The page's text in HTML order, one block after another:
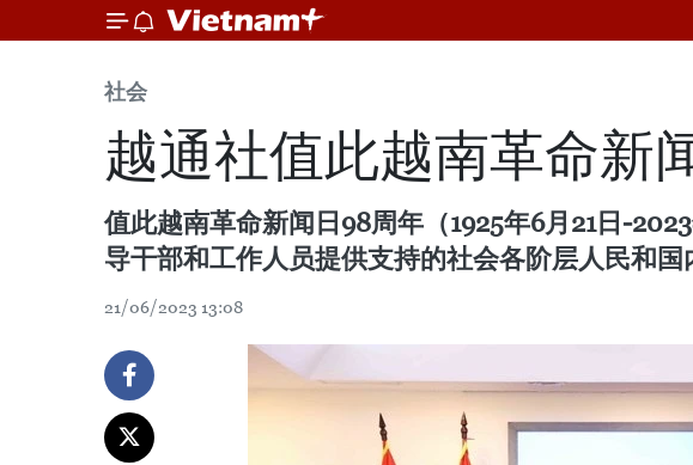
社会
越通社值此越南革命新
值此越南革命新闻日98周年（1925年6月21日-
导干部和工作人员提供支持的社会各阶层人民和国
21/06/2023 13:08